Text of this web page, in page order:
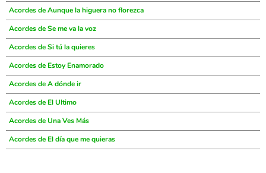
Acordes de Aunque la higuera no florezca
Acordes de Se me va la voz
Acordes de Si tú la quieres
Acordes de Estoy Enamorado
Acordes de A dónde ir
Acordes de El Ultimo
Acordes de Una Ves Más
Acordes de El día que me quieras